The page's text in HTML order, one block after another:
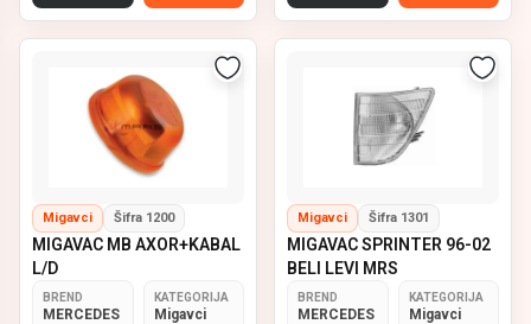
Migavci Šifra 1200
MIGAVAC MB AXOR+KABAL
L/D
BREND
MERCEDES
KATEGORIJA
Migavci
Migavci Šifra 1301
MIGAVAC SPRINTER 96-02
BELI LEVI MRS
BREND
MERCEDES
KATEGORIJA
Migavci